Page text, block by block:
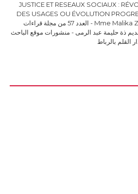
JUSTICE ET RESEAUX SOCIAUX :
DES USAGES OU ÉVOLUTION
Mme Malika ZITOUNY - العدد 57 من مجلة قراءات
ذة حليمة عبد الرمى - منشورات موقع الباحث
القلم بالرباط